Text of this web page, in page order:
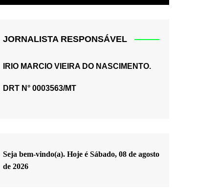
JORNALISTA RESPONSÁVEL
IRIO MARCIO VIEIRA DO NASCIMENTO.
DRT N° 0003563/MT
Seja bem-vindo(a). Hoje é Sábado, 08 de agosto
de 2026